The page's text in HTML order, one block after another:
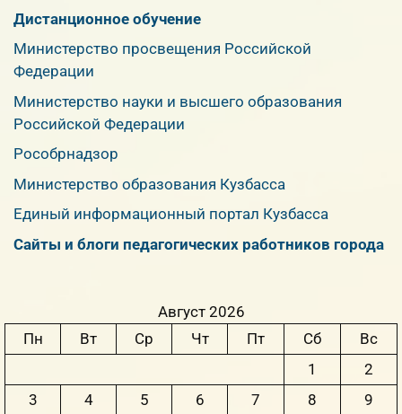
Дистанционное обучение
Министерство просвещения Российской
Федерации
Министерство науки и высшего образования
Российской Федерации
Рособрнадзор
Министерство образования Кузбасса
Единый информационный портал Кузбасса
Сайты и блоги педагогических работников города
Август 2026
Пн
Вт Ср Чт Пт Сб
Вс
1
2
3
4 5 6 7 8 9